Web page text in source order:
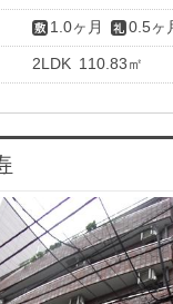
1.0ヶ月 0.5ヶ
2LDK 110.83㎡